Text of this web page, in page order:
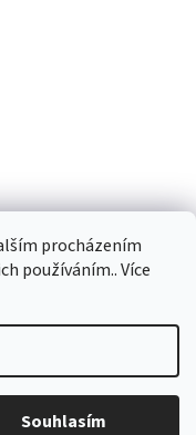
procházením
používáním.. Více
Souhlasím
vyhrazena.Upravit